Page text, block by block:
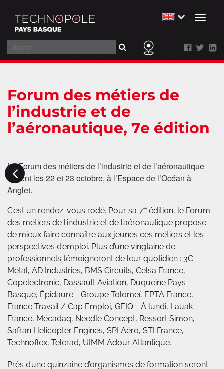
main
content
Toggle
Search
Forum des métiers de
l’industrie et de
l’aéronautique, 7e édition
Le Forum des métiers de l’industrie et de l’aéronautique
revient les 22 et 23 octobre, à l’Espace de l’Océan à
Anglet.
C’est un rendez-vous rodé. Pour sa 7e édition, le Forum
des métiers de l’industrie et de l’aéronautique propose
de mieux faire connaître aux jeunes ces métiers et les
perspectives d’emploi. Plus d’une vingtaine de
professionnels témoigneront de leur quotidien : 3C
Metal, AD Industries, BMS Circuits, Celsa France,
Copelectronic, Dassault Aviation, Duqueine Pays
Basque, Épidaure - Groupe Tolomeï, EPTA France,
France Travail / Cap Emploi, GEIQ - À lundi, Lauak
France, Mécadaq, Needle Concept, Ressort Simon,
Safran Helicopter Engines, SPI Aéro, STI France,
Technoflex, Telerad, UIMM Adour Atlantique.
Près d’une quinzaine d’organismes de formation seront